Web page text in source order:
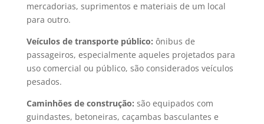
mercadorias, suprimentos e materiais de um local
para outro.
Veículos de transporte público: ônibus de
passageiros, especialmente aqueles projetados para
uso comercial ou público, são considerados veículos
pesados.
Caminhões de construção: são equipados com
guindastes, betoneiras, caçambas basculantes e